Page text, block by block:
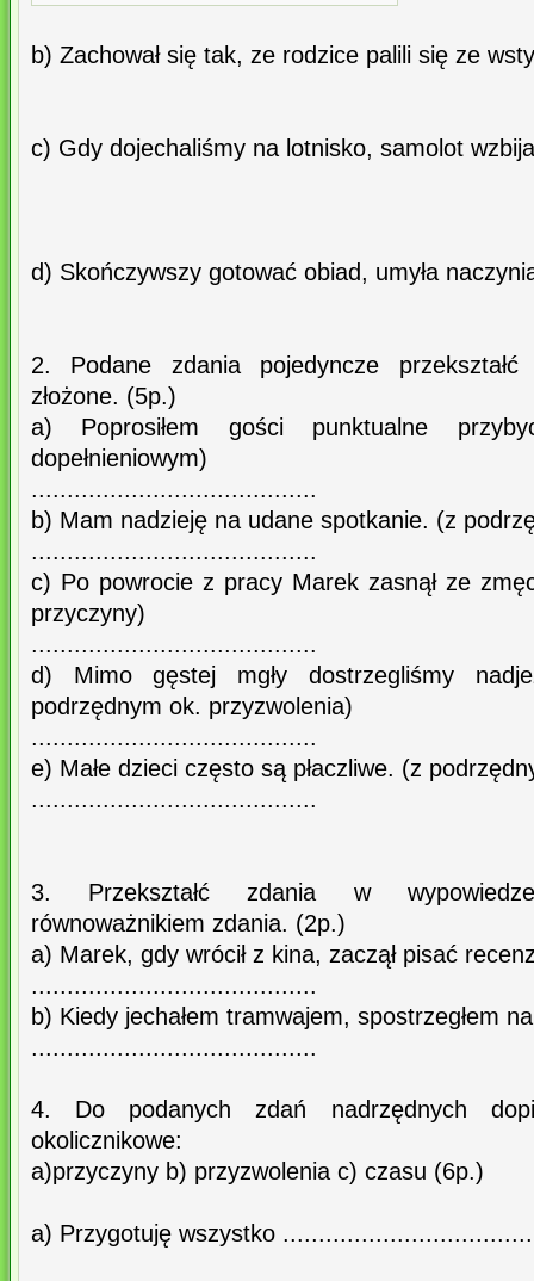
b) Zachował się tak, ze rodzice palili się ze
c) Gdy dojechaliśmy na lotnisko, samolot
d) Skończywszy gotować obiad, umyła
2. Podane zdania pojedyncze
złożone. (5p.)
a) Poprosiłem gości punktualne
dopełnieniowym)
........................................
b) Mam nadzieję na udane spotkanie. (z
........................................
c) Po powrocie z pracy Marek zasnął ze
przyczyny)
........................................
d) Mimo gęstej mgły dostrzegliśmy
podrzędnym ok. przyzwolenia)
........................................
e) Małe dzieci często są płaczliwe. (z
........................................
3. Przekształć zdania w
równoważnikiem zdania. (2p.)
a) Marek, gdy wrócił z kina, zaczął pisać
........................................
b) Kiedy jechałem tramwajem, spostrzegłem
........................................
4. Do podanych zdań nadrzędnych
okolicznikowe:
a)przyczyny b) przyzwolenia c) czasu (6p.)
a) Przygotuję wszystko